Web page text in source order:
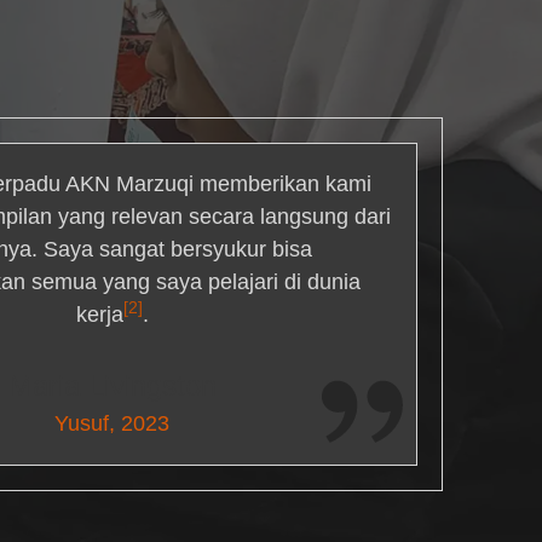
AKN Marzuqi memberikan kami
yang relevan secara langsung dari
Saya sangat bersyukur bisa
semua yang saya pelajari di dunia
kerja[2].
Yusuf, 2023